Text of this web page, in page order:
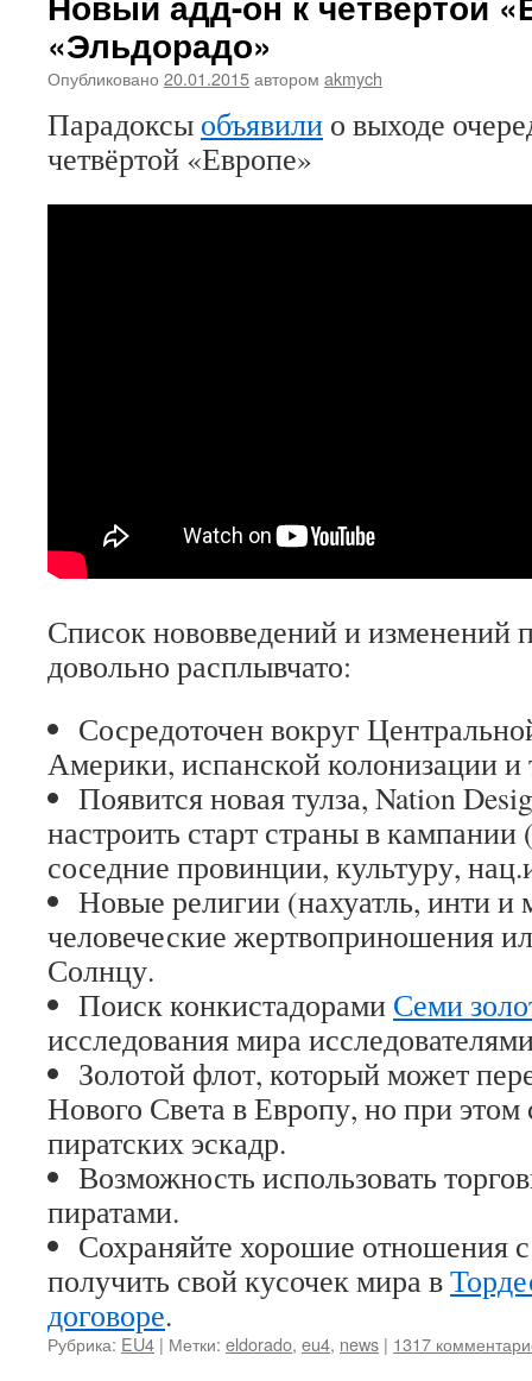
«Эльдорадо»
Опубликовано 20.01.2015автором akmych
Парадоксы объявили о выходе
четвёртой «Европе»
Список нововведений и изменений
довольно расплывчато:
Сосредоточен вокруг
Америки, испанской колонизации и
Появится новая тулза, Nation
настроить старт страны в кампании
соседние провинции, культуру,
Новые религии (нахуатль, инти
человеческие жертвоприношения
Солнцу.
Поиск конкистадорами Семи
исследования мира
Золотой флот, который может
Нового Света в Европу, но при этом
пиратских эскадр.
Возможность использовать
пиратами.
Сохраняйте хорошие отношения
получить свой кусочек мира в
договоре.
Рубрика: EU4 | Метки: eldorado, eu4, news | 1317